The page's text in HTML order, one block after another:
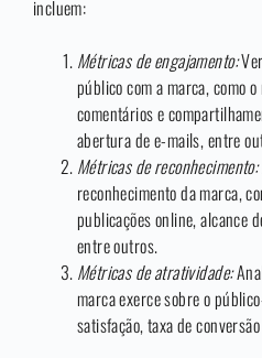
incluem:
Métricas de engajamento:
público com a marca, como
comentários e
abertura de e-mails, entre
Métricas de reconhecimento:
reconhecimento da marca,
publicações online, alcance
entre outros.
Métricas de atratividade:
marca exerce sobre o
satisfação, taxa de